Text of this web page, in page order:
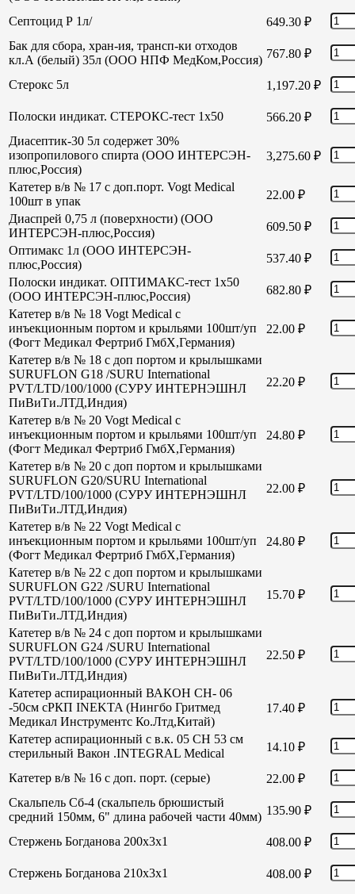
Септоцид Р 1л/
649.30 ₽
Бак для сбора, хран-ия, трансп-ки отходов
кл.А (белый) 35л (ООО НПФ МедКом,Россия) 767.80 ₽
Стерокс 5л 1,197.20 ₽
Полоски индикат. СТЕРОКС-тест 1х50 566.20 ₽
Диасептик-30 5л содержет 30%
изопропилового спирта (ООО ИНТЕРСЭН-
плюс,Россия)
3,275.60 ₽
Катетер в/в № 17 с доп.порт. Vogt Medical
100шт в упак
22.00 ₽
Диаспрей 0,75 л (поверхности) (ООО
ИНТЕРСЭН-плюс,Россия)
609.50 ₽
Оптимакс 1л (ООО ИНТЕРСЭН-
плюс,Россия)
537.40 ₽
Полоски индикат. ОПТИМАКС-тест 1х50
(ООО ИНТЕРСЭН-плюс,Россия)
682.80 ₽
Катетер в/в № 18 Vogt Medical с
инъекционным портом и крыльями 100шт/уп
(Фогт Медикал Фертриб ГмбХ,Германия)
22.00 ₽
Катетер в/в № 18 с доп портом и крылышками
SURUFLON G18 /SURU International
PVT/LTD/100/1000 (СУРУ ИНТЕРНЭШНЛ
ПиВиТи.ЛТД,Индия)
22.20 ₽
Катетер в/в № 20 Vogt Medical с
инъекционным портом и крыльями 100шт/уп
(Фогт Медикал Фертриб ГмбХ,Германия)
24.80 ₽
Катетер в/в № 20 с доп портом и крылышками
SURUFLON G20/SURU International
PVT/LTD/100/1000 (СУРУ ИНТЕРНЭШНЛ
ПиВиТи.ЛТД,Индия)
22.00 ₽
Катетер в/в № 22 Vogt Medical с
инъекционным портом и крыльями 100шт/уп
(Фогт Медикал Фертриб ГмбХ,Германия)
24.80 ₽
Катетер в/в № 22 с доп портом и крылышками
SURUFLON G22 /SURU International
PVT/LTD/100/1000 (СУРУ ИНТЕРНЭШНЛ
ПиВиТи.ЛТД,Индия)
15.70 ₽
Катетер в/в № 24 с доп портом и крылышками
SURUFLON G24 /SURU International
PVT/LTD/100/1000 (СУРУ ИНТЕРНЭШНЛ
ПиВиТи.ЛТД,Индия)
22.50 ₽
Катетер аспирационный ВАКОН СН- 06
-50см сРКП INEKTA (Нингбо Гритмед
Медикал Инструментс Ко.Лтд,Китай)
17.40 ₽
Катетер аспирационный с в.к. 05 СН 53 см
стерильный Вакон .INTEGRAL Medical
14.10 ₽
Катетер в/в № 16 с доп. порт. (серые) 22.00 ₽
Скальпель Сб-4 (скальпель брюшистый
средний 150мм, 6" длина рабочей части 40мм) 135.90 ₽
Стержень Богданова 200х3х1 408.00 ₽
Стержень Богданова 210х3х1 408.00 ₽